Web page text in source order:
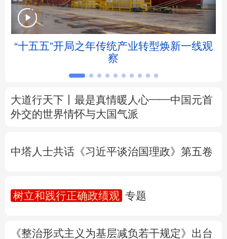
辽宁 吉林 上海 江苏
浙江 安徽 福建 江西
四川 贵州 云南
English Español Français عربى
“十五五”开局之年传统产业转型焕新一线观
察
大道行天下丨最是真情暖人心——中国元首
外交的世界情怀与大国气派
中塔人士共话《习近平谈治国理政》第五卷
树立和践行正确政绩观 专题
《整治形式主义为基层减负若干规定》出台